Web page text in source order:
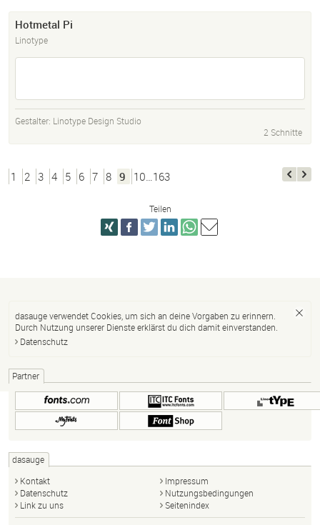
Hotmetal Pi
Linotype
Gestalter: Linotype Design Studio
2 Schnitte
1 2 3 4 5 6 7 8 9 10…163
Teilen
dasauge verwendet Cookies, um sich an deine Vorgaben zu erinnern.
Durch Nutzung unserer Dienste erklärst du dich damit einverstanden.
Datenschutz
Partner
dasauge
Kontakt
Impressum
Datenschutz
Nutzungsbedingungen
Link zu uns
Seitenindex